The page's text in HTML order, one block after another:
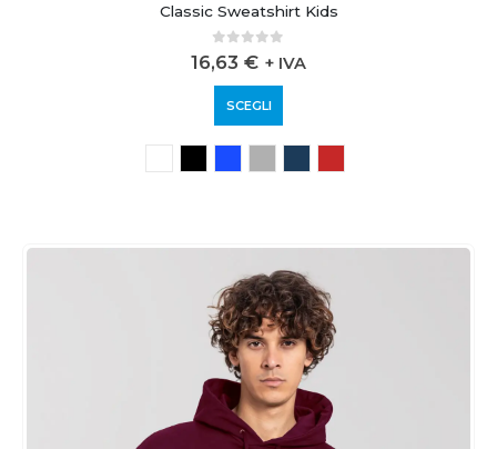
Classic Sweatshirt Kids
0out of 5
16,63 € + IVA
SCEGLI